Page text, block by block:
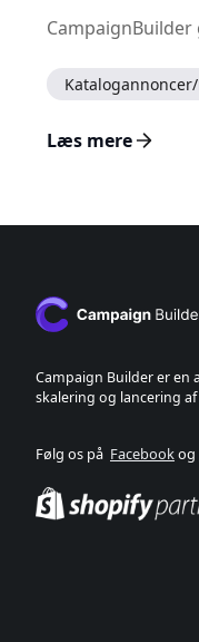
Katalogannoncer/
Læs mere
Campaign Builder er en
skalering og lancering
Følg os på Facebookog